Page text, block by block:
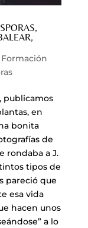
Formación
publicamos
en
bonita
de
rondaba a J.
tipos de
pareció que
esa vida
hacen unos
a lo